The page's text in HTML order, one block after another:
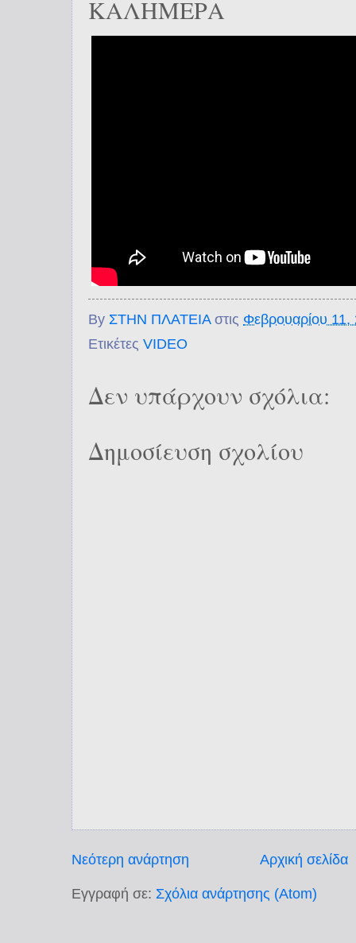
ΚΑΛΗΜΕΡΑ
By ΣΤΗΝ ΠΛΑΤΕΙΑ στις Φεβρουαρίου 11,
Ετικέτες VIDEO
Δεν υπάρχουν σχόλια:
Δημοσίευση σχολίου
Νεότερη ανάρτηση Αρχική σελίδα
Εγγραφή σε: Σχόλια ανάρτησης (Atom)